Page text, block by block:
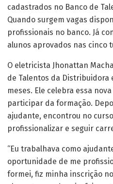
cadastrados no Banco de
Quando surgem vagas
profissionais no banco. Já
alunos aprovados nas cinco
O eletricista Jhonattan
de Talentos da
meses. Ele celebra essa
participar da formação.
ajudante, encontrou no
profissionalizar e seguir
“Eu trabalhava como
oportunidade de me
formei, fiz minha inscrição